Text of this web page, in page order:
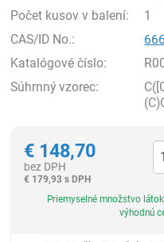
Počet kusov v balení:
1
CAS/ID No.:
Katalógové číslo:
Súhrnný vzorec:
€ 148,70
bez DPH
€ 179,93 s DPH
Priemyselné množstvo
výhodnú